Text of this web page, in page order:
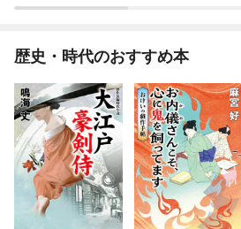
歴史・時代のおすすめ本